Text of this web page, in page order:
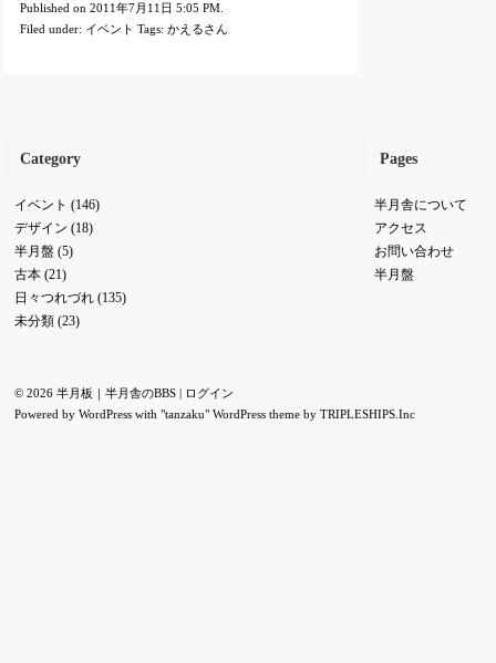
Published on 2011年7月11日 5:05 PM.
Filed under: イベント Tags: かえるさん
Category
イベント (146)
デザイン (18)
半月盤(5)
古本(21)
日々つれづれ(135)
未分類(23)
Pages
半月舎について
アクセス
お問い合わせ
半月盤
© 2026 半月板｜半月舎のBBS | ログイン
Powered by WordPresswith "tanzaku" WordPress theme by TRIPLESHIPS.Inc